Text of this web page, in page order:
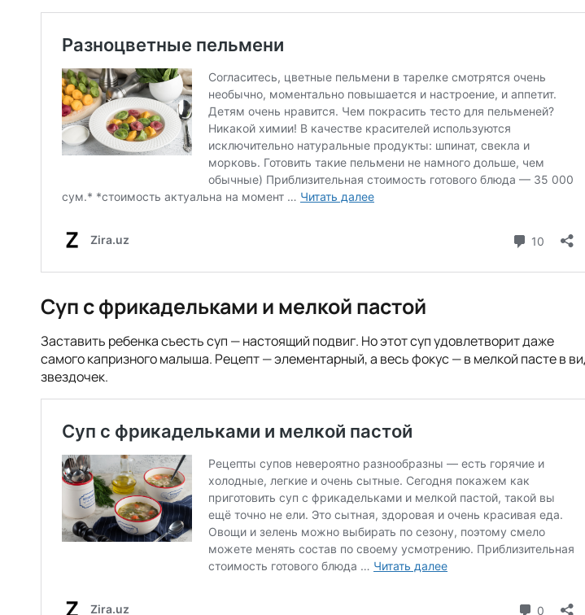
Суп с фрикадельками и мелкой пастой
Заставить ребенка съесть суп — настоящий подвиг. Но этот суп удовлетворит даже
самого капризного малыша. Рецепт — элементарный, а весь фокус — в мелкой пасте в
звездочек.